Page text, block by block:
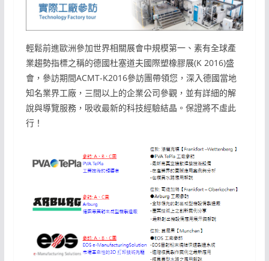
輕鬆前進歐洲參加世界相關展會中規模第一、素有全球產
業趨勢指標之稱的德國杜塞道夫國際塑橡膠展(K 2016)盛
會，參訪期間ACMT-K2016參訪團帶領您，深入德國當地
知名業界工廠，三間以上的企業公司參觀，並有詳細的解
說與導覽服務，吸收最新的科技經驗結晶。保證將不虛此
行！